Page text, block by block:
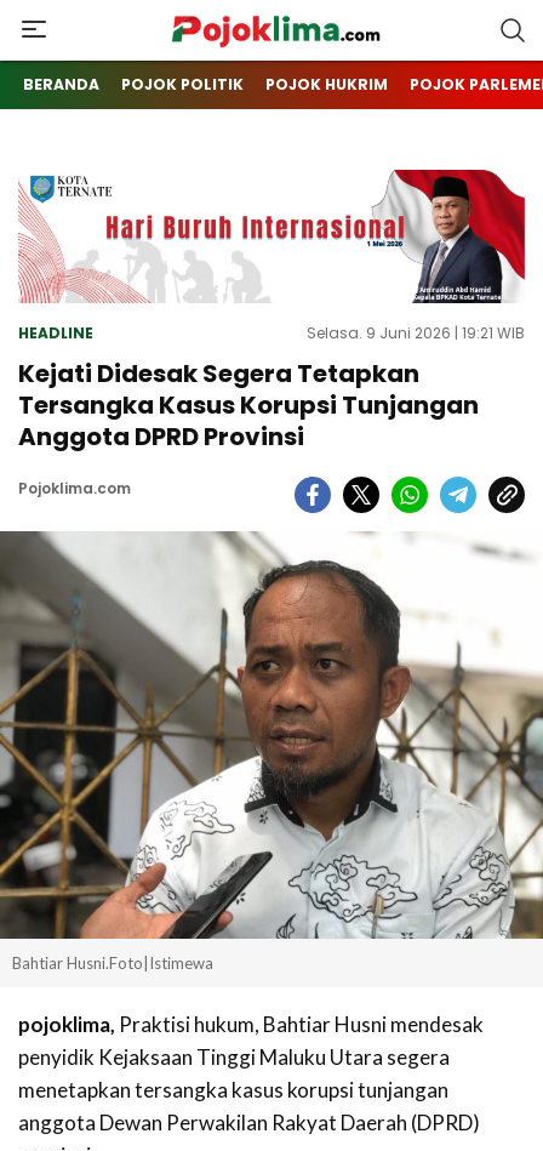
pojoklima.com
Mojokin
BERANDA POJOK POLITIK POJOK HUKRIM POJOK
HEADLINE Selasa. 9 Juni 2026 | 19:21 WIB
Kejati Didesak Segera Tetapkan
Tersangka Kasus Korupsi Tunjangan
Anggota DPRD Provinsi
Pojoklima.com
Bahtiar Husni.Foto|Istimewa
pojoklima, Praktisi hukum, Bahtiar Husni mendesak
penyidik Kejaksaan Tinggi Maluku Utara segera
menetapkan tersangka kasus korupsi tunjangan
anggota Dewan Perwakilan Rakyat Daerah (DPRD)